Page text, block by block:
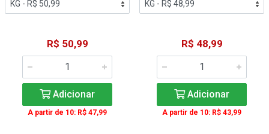
R$ 50,99
Adicionar
A partir de 10: R$ 47,99
R$ 48,99
Adicionar
A partir de 10: R$ 43,99